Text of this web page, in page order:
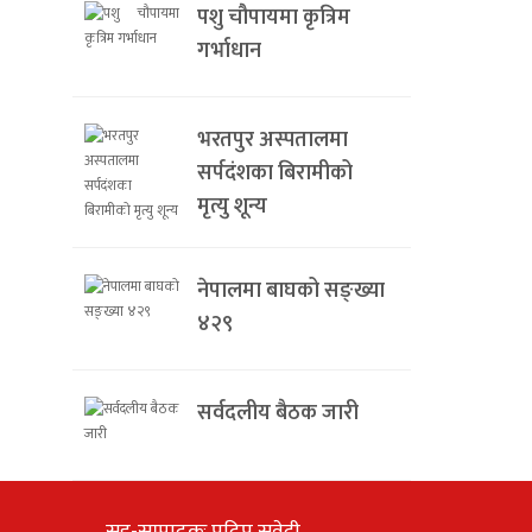
पशु चौपायमा कृत्रिम
गर्भाधान
भरतपुर अस्पतालमा
सर्पदंशका बिरामीको
मृत्यु शून्य
नेपालमा बाघको सङ्ख्या
४२९
सर्वदलीय बैठक जारी